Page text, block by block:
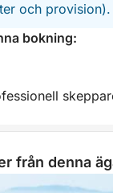
och provision).
bokning:
från denna